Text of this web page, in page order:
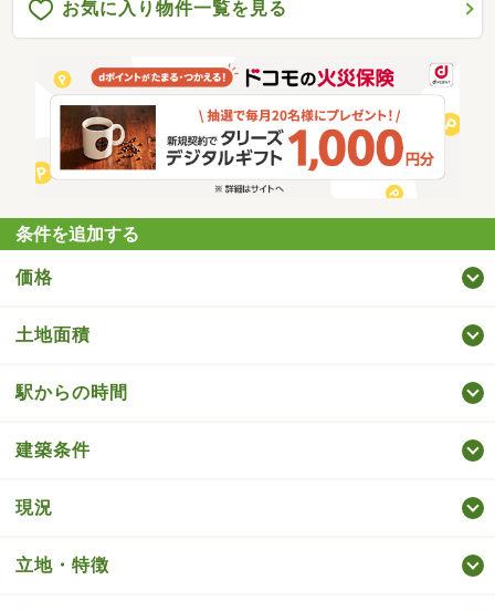
お気に入り物件一覧を見る
条件を追加する
価格
土地面積
駅からの時間
建築条件
現況
立地・特徴